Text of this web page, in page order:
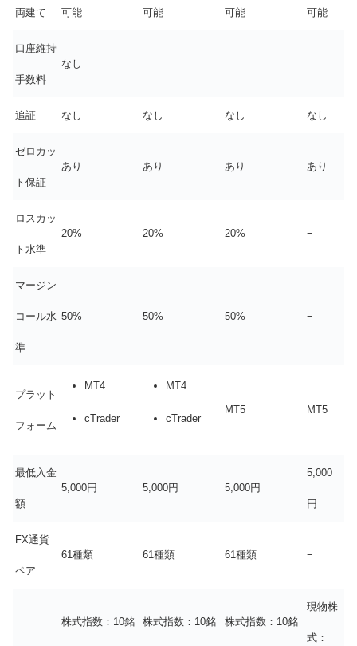
両建て 可能 可能 可能 可能
口座維持
手数料
なし
追証 なし なし なし なし
ゼロカッ
ト保証
あり あり あり あり
ロスカッ
ト水準
20% 20% 20% −
マージン
コール水
準
50% 50% 50% −
プラット
フォーム
MT4
cTrader
MT4
cTrader
MT5 MT5
最低入金
額
5,000円 5,000円 5,000円
5,000
円
FX通貨
ペア
61種類 61種類 61種類 −
株式指数：10銘 株式指数：10銘 株式指数：10銘
現物株
式：